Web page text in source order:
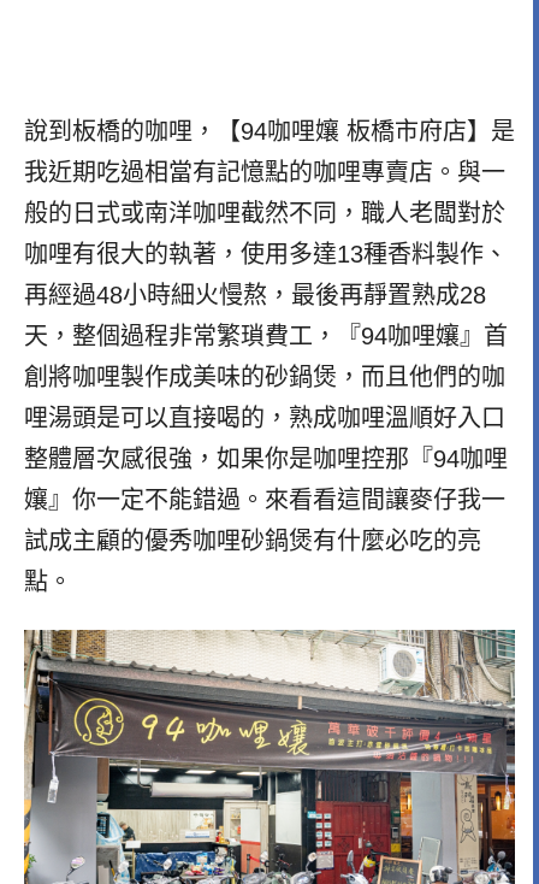
說到板橋的咖哩，【94咖哩孃 板橋市府店】是
我近期吃過相當有記憶點的咖哩專賣店。與一
般的日式或南洋咖哩截然不同，職人老闆對於
咖哩有很大的執著，使用多達13種香料製作、
再經過48小時細火慢熬，最後再靜置熟成28
天，整個過程非常繁瑣費工，『94咖哩孃』首
創將咖哩製作成美味的砂鍋煲，而且他們的咖
哩湯頭是可以直接喝的，熟成咖哩溫順好入口
整體層次感很強，如果你是咖哩控那『94咖哩
孃』你一定不能錯過。來看看這間讓麥仔我一
試成主顧的優秀咖哩砂鍋煲有什麼必吃的亮
點。